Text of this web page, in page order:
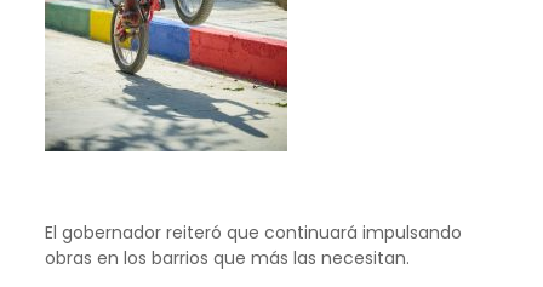
El gobernador reiteró que continuará impulsando
obras en los barrios que más las necesitan.